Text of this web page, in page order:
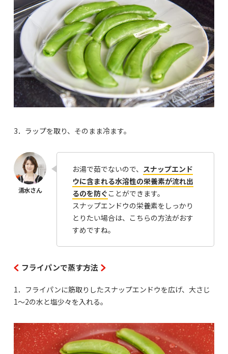
3．ラップを取り、そのまま冷ます。
お湯で茹でないので、 スナップエンド
ウに含まれる水溶性の栄養素が流れ出
るのを防ぐ ことができます。
スナップエンドウの栄養素をしっかり
とりたい場合は、こちらの方法がおす
すめですね。
フライパンで蒸す方法
1．フライパンに筋取りしたスナップエンドウを広げ、大さじ
1〜2の水と塩少々を入れる。